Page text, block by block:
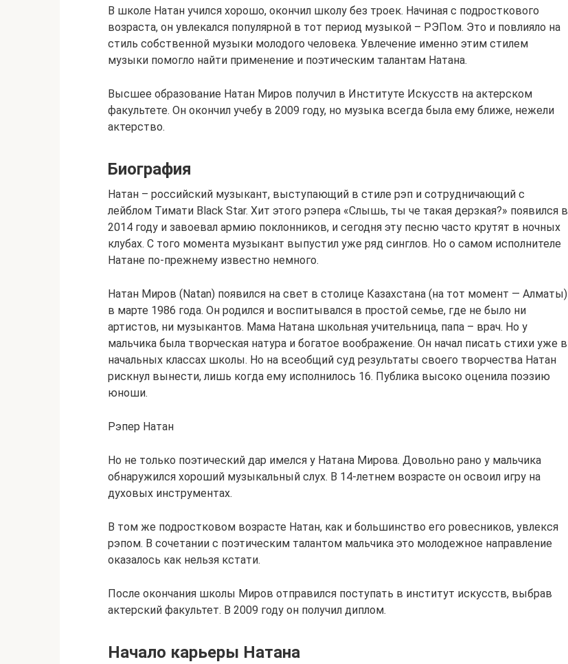
В школе Натан учился хорошо, окончил школу без троек. Начиная с подросткового
возраста, он увлекался популярной в тот период музыкой – РЭПом. Это и повлияло на
стиль собственной музыки молодого человека. Увлечение именно этим стилем
музыки помогло найти применение и поэтическим талантам Натана.
Высшее образование Натан Миров получил в Институте Искусств на актерском
факультете. Он окончил учебу в 2009 году, но музыка всегда была ему ближе, нежели
актерство.
Биография
Натан – российский музыкант, выступающий в стиле рэп и сотрудничающий с
лейблом Тимати Black Star. Хит этого рэпера «Слышь, ты че такая дерзкая?» появился в
2014 году и завоевал армию поклонников, и сегодня эту песню часто крутят в ночных
клубах. С того момента музыкант выпустил уже ряд синглов. Но о самом исполнителе
Натане по-прежнему известно немного.
Натан Миров (Natan) появился на свет в столице Казахстана (на тот момент — Алматы)
в марте 1986 года. Он родился и воспитывался в простой семье, где не было ни
артистов, ни музыкантов. Мама Натана школьная учительница, папа – врач. Но у
мальчика была творческая натура и богатое воображение. Он начал писать стихи уже в
начальных классах школы. Но на всеобщий суд результаты своего творчества Натан
рискнул вынести, лишь когда ему исполнилось 16. Публика высоко оценила поэзию
юноши.
Рэпер Натан
Но не только поэтический дар имелся у Натана Мирова. Довольно рано у мальчика
обнаружился хороший музыкальный слух. В 14-летнем возрасте он освоил игру на
духовых инструментах.
В том же подростковом возрасте Натан, как и большинство его ровесников, увлекся
рэпом. В сочетании с поэтическим талантом мальчика это молодежное направление
оказалось как нельзя кстати.
После окончания школы Миров отправился поступать в институт искусств, выбрав
актерский факультет. В 2009 году он получил диплом.
Начало карьеры Натана